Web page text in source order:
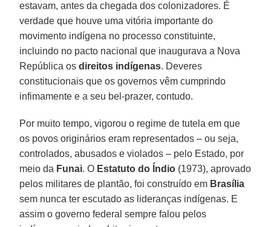
estavam, antes da chegada dos colonizadores. É
verdade que houve uma vitória importante do
movimento indígena no processo constituinte,
incluindo no pacto nacional que inaugurava a Nova
República osdireitos indígenas. Deveres
constitucionais que os governos vêm cumprindo
infimamente e a seu bel-prazer, contudo.
Por muito tempo, vigorou o regime de tutela em que
os povos originários eram representados – ou seja,
controlados, abusados e violados – pelo Estado, por
meio da Funai. O Estatuto do Índio (1973), aprovado
pelos militares de plantão, foi construído em Brasília
sem nunca ter escutado as lideranças indígenas. E
assim o governo federal sempre falou pelos